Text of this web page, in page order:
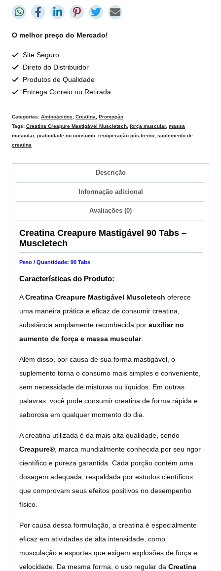
O melhor preço do Mercado!
Site Seguro
Direto do Distribuidor
Produtos de Qualidade
Entrega Correio ou Retirada
Categorias: Aminoácidos Creatina
Promoção
Tags: Creatina Creapure Mastigável Muscletech força muscular, massa
muscular, praticidade no consumo recuperação pós-treino suplemento de
creatina
Descrição
Informação adicional
Avaliações (0)
Creatina Creapure Mastigável 90 Tabs –
Muscletech
Peso / Quantidade: 90 Tabs
Características do Produto:
ACreatina Creapure Mastigável Muscletech oferece
uma maneira prática e eficaz de consumir creatina,
substância amplamente reconhecida por auxiliar no
aumento de força e massa muscular.
Além disso, por causa de sua forma mastigável, o
suplemento torna o consumo mais simples e conveniente,
sem necessidade de misturas ou líquidos. Em outras
palavras, você pode consumir creatina de forma rápida e
saborosa em qualquer momento do dia.
A creatina utilizada é da mais alta qualidade, sendo
Creapure® , marca mundialmente conhecida por seu rigor
científico e pureza garantida. Cada porção contém uma
dosagem adequada, respaldada por estudos científicos
que comprovam seus efeitos positivos no desempenho
físico.
Por causa dessa formulação, a creatina é especialmente
eficaz em atividades de alta intensidade, como
musculação e esportes que exigem explosões de força e
velocidade. Da mesma forma, o uso regular da Creatina